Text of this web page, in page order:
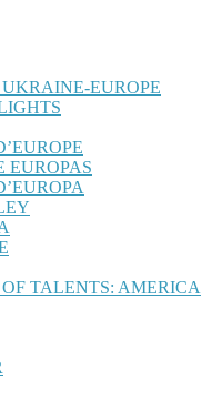
EUROPE
EUROPAS
TALENTS: AMERICA